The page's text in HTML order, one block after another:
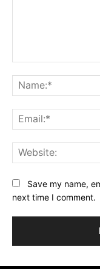
Save my name,
next time I comment.